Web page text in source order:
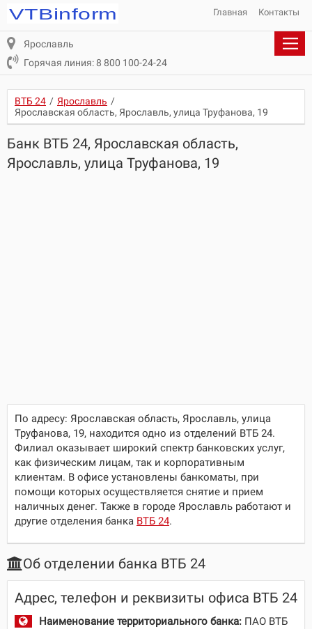
Главная Контакты
Ярославль
Горячая линия: 8 800 100-24-24
ВТБ 24 / Ярославль /
Ярославская область, Ярославль, улица Труфанова, 19
Банк ВТБ 24, Ярославская область,
Ярославль, улица Труфанова, 19
По адресу: Ярославская область, Ярославль, улица
Труфанова, 19, находится одно из отделений ВТБ 24.
Филиал оказывает широкий спектр банковских услуг,
как физическим лицам, так и корпоративным
клиентам. В офисе установлены банкоматы, при
помощи которых осуществляется снятие и прием
наличных денег. Также в городе Ярославль работают и
другие отделения банка ВТБ 24.
Об отделении банка ВТБ 24
Адрес, телефон и реквизиты офиса ВТБ 24
Наименование территориального банка: ПАО ВТБ